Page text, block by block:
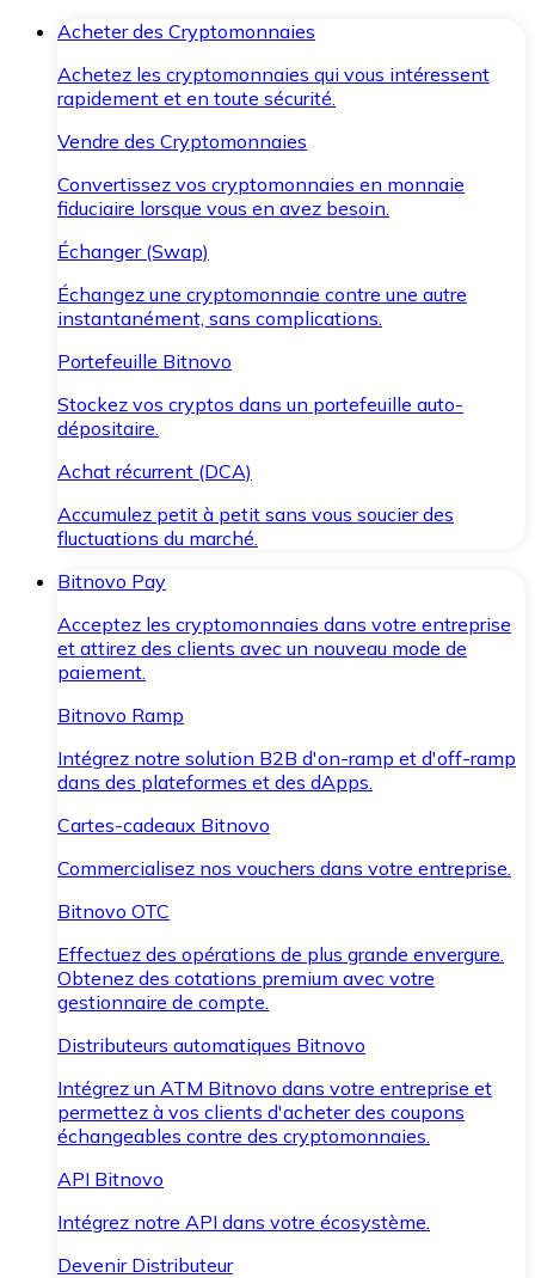
Acheter des Cryptomonnaies
Achetez les cryptomonnaies qui vous intéressent
rapidement et en toute sécurité.
Vendre des Cryptomonnaies
Convertissez vos cryptomonnaies en monnaie
fiduciaire lorsque vous en avez besoin.
Échanger (Swap)
Échangez une cryptomonnaie contre une autre
instantanément, sans complications.
Portefeuille Bitnovo
Stockez vos cryptos dans un portefeuille auto-
dépositaire.
Achat récurrent (DCA)
Accumulez petit à petit sans vous soucier des
fluctuations du marché.
Bitnovo Pay
Acceptez les cryptomonnaies dans votre entreprise
et attirez des clients avec un nouveau mode de
paiement.
Bitnovo Ramp
Intégrez notre solution B2B d'on-ramp et d'off-ramp
dans des plateformes et des dApps.
Cartes-cadeaux Bitnovo
Commercialisez nos vouchers dans votre entreprise.
Bitnovo OTC
Effectuez des opérations de plus grande envergure.
Obtenez des cotations premium avec votre
gestionnaire de compte.
Distributeurs automatiques Bitnovo
Intégrez un ATM Bitnovo dans votre entreprise et
permettez à vos clients d'acheter des coupons
échangeables contre des cryptomonnaies.
API Bitnovo
Intégrez notre API dans votre écosystème.
Devenir Distributeur